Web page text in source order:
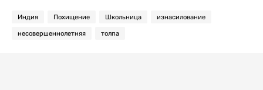
Индия Похищение Школьница изнасилование
несовершеннолетняя толпа